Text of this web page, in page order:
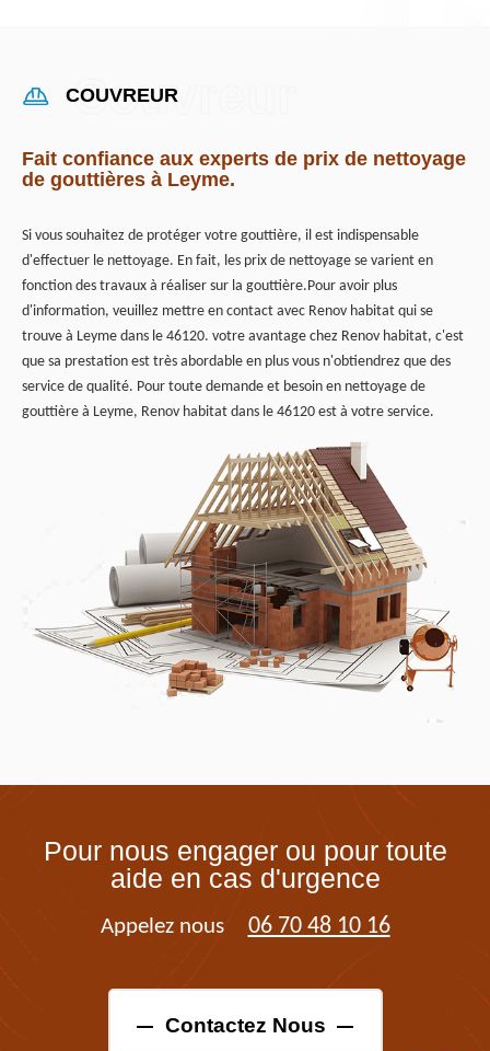
COUVREUR
Fait confiance aux experts de prix de nettoyage
de gouttières à Leyme.
Si vous souhaitez de protéger votre gouttière, il est indispensable
d'effectuer le nettoyage. En fait, les prix de nettoyage se varient en
fonction des travaux à réaliser sur la gouttière.Pour avoir plus
d'information, veuillez mettre en contact avec Renov habitat qui se
trouve à Leyme dans le 46120. votre avantage chez Renov habitat, c'est
que sa prestation est très abordable en plus vous n'obtiendrez que des
service de qualité. Pour toute demande et besoin en nettoyage de
gouttière à Leyme, Renov habitat dans le 46120 est à votre service.
Pour nous engager ou pour toute
aide en cas d'urgence
Appelez nous 06 70 48 10 16
Contactez Nous